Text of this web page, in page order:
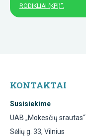
RODIKLIAI (KPI)”.
KONTAKTAI
Susisiekime
UAB „Mokesčių srautas“
Sėlių g. 33, Vilnius